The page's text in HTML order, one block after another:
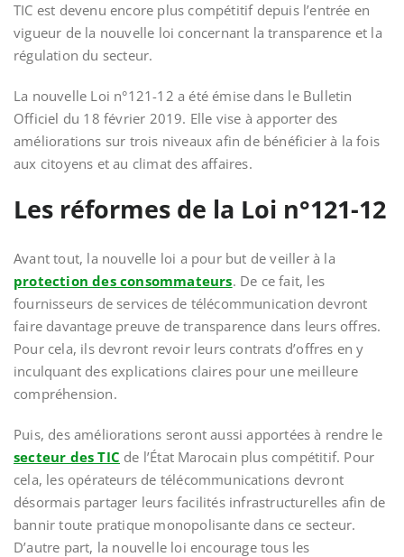
TIC est devenu encore plus compétitif depuis l’entrée en
vigueur de la nouvelle loi concernant la transparence et la
régulation du secteur.
La nouvelle Loi n°121-12 a été émise dans le Bulletin
Officiel du 18 février 2019. Elle vise à apporter des
améliorations sur trois niveaux afin de bénéficier à la fois
aux citoyens et au climat des affaires.
Les réformes de la Loi n°121-12
Avant tout, la nouvelle loi a pour but de veiller à la
protection des consommateurs. De ce fait, les
fournisseurs de services de télécommunication devront
faire davantage preuve de transparence dans leurs offres.
Pour cela, ils devront revoir leurs contrats d’offres en y
inculquant des explications claires pour une meilleure
compréhension.
Puis, des améliorations seront aussi apportées à rendre le
secteur des TIC de l’État Marocain plus compétitif. Pour
cela, les opérateurs de télécommunications devront
désormais partager leurs facilités infrastructurelles afin de
bannir toute pratique monopolisante dans ce secteur.
D’autre part, la nouvelle loi encourage tous les